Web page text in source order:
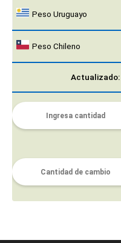
Peso Uruguayo
Peso Chileno
Actualizado: